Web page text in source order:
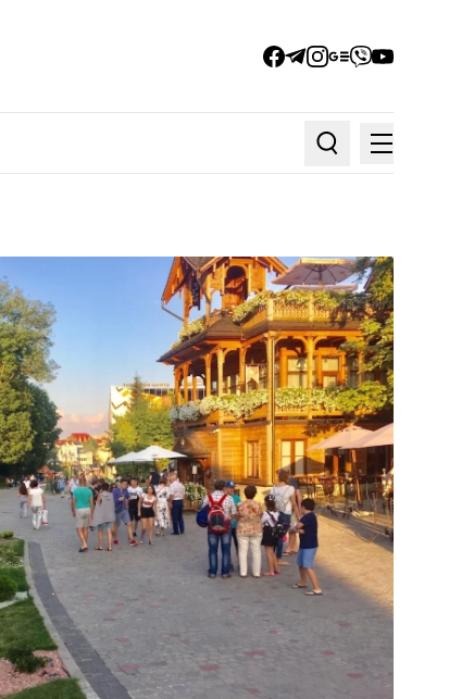
facebook
telegram
instagram
google_news
viberyoutube
Пошук по статтях
Меню